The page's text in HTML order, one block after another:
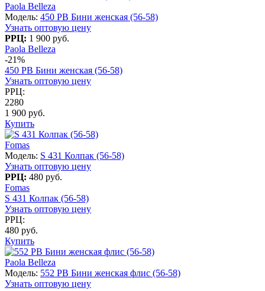
Paola Belleza
Модель: 450 PB Бини женская (56-58)
Узнать оптовую цену
РРЦ: 1 900 руб.
Paola Belleza
-21%
450 PB Бини женская (56-58)
Узнать оптовую цену
РРЦ:
2280
1 900 руб.
Купить
Fomas
Модель: S 431 Колпак (56-58)
Узнать оптовую цену
РРЦ: 480 руб.
Fomas
S 431 Колпак (56-58)
Узнать оптовую цену
РРЦ:
480 руб.
Купить
Paola Belleza
Модель: 552 PB Бини женская флис (56-58)
Узнать оптовую цену